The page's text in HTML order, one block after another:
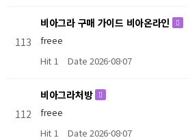
113
비아그라 구매 가이드 비아온라인
freee
Hit 1
Date 2026-08-07
112
비아그라처방
freee
Hit 1
Date 2026-08-07